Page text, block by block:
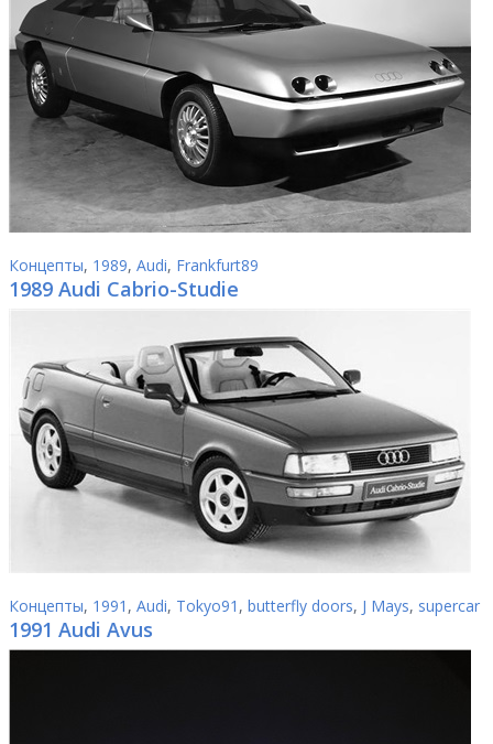
Концепты, 1989, Audi, Frankfurt89
1989 Audi Cabrio-Studie
Концепты, 1991 , Audi, Tokyo91 , butterfly doors, J Mays, supercar
1991 Audi Avus